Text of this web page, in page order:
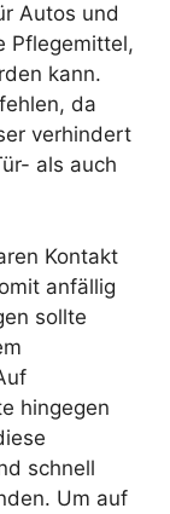
Autos und
Pflegemittel,
kann.
da
verhindert
als auch
Kontakt
anfällig
sollte
hingegen
schnell
Um auf